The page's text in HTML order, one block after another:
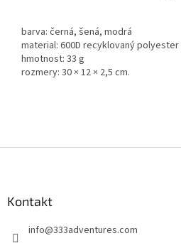
barva: černá, šená, modrá
material: 600D recyklovaný polyester
hmotnost: 33 g
rozmery: 30 × 12 × 2,5 cm.
Kontakt
info@333adventures.com